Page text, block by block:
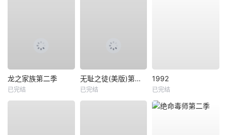
龙之家族第二季
已完结
无耻之徒(美版)第一季
已完结
1992
已完结